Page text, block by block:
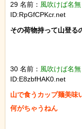
29 名前： 風吹けば名無
ID:RpGfCPKcr.net
その荷物持って山登る
30 名前： 風吹けば名無
ID:E8zbfHAK0.net
山で食うカップ麺美味
何がちゃうねん